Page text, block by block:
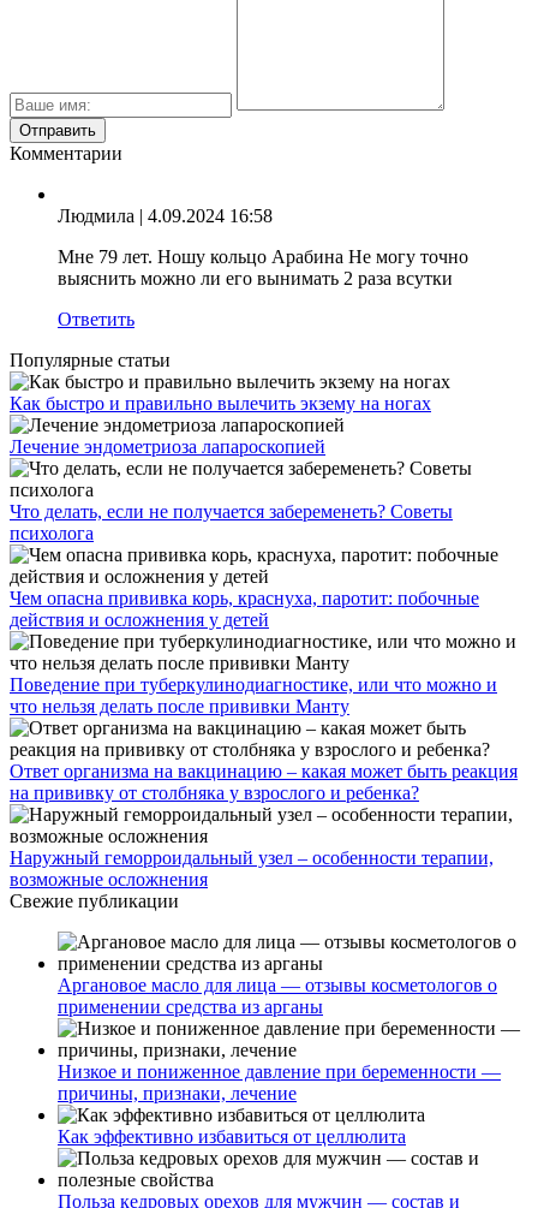
Комментарии
Людмила | 4.09.2024 16:58
Мне 79 лет. Ношу кольцо Арабина Не могу точно
выяснить можно ли его вынимать 2 раза всутки
Ответить
Популярные статьи
Как быстро и правильно вылечить экзему на ногах
Лечение эндометриоза лапароскопией
Что делать, если не получается забеременеть? Советы
психолога
Чем опасна прививка корь, краснуха, паротит: побочные
действия и осложнения у детей
Поведение при туберкулинодиагностике, или что можно и
что нельзя делать после прививки Манту
Ответ организма на вакцинацию – какая может быть реакция
на прививку от столбняка у взрослого и ребенка?
Наружный геморроидальный узел – особенности терапии,
возможные осложнения
Свежие публикации
Аргановое масло для лица — отзывы косметологов о
применении средства из арганы
Низкое и пониженное давление при беременности —
причины, признаки, лечение
Как эффективно избавиться от целлюлита
Польза кедровых орехов для мужчин — состав и